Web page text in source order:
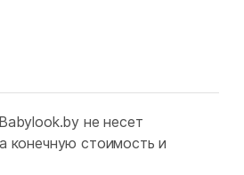
не несет
конечную стоимость и